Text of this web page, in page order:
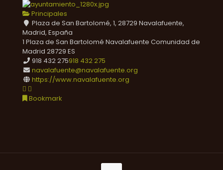
Principales
Plaza de San Bartolomé, 1, 28729 Navalafuente,
Madrid, España
1 Plaza de San Bartolomé Navalafuente Comunidad de
Madrid 28729 ES
918 432 275918 432 275
navalafuente@navalafuente.org
https://www.navalafuente.org
Bookmark